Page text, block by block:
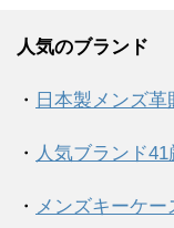
人気のブランド
・ 日本製メンズ
・ 人気ブランド41
・ メンズキーケー